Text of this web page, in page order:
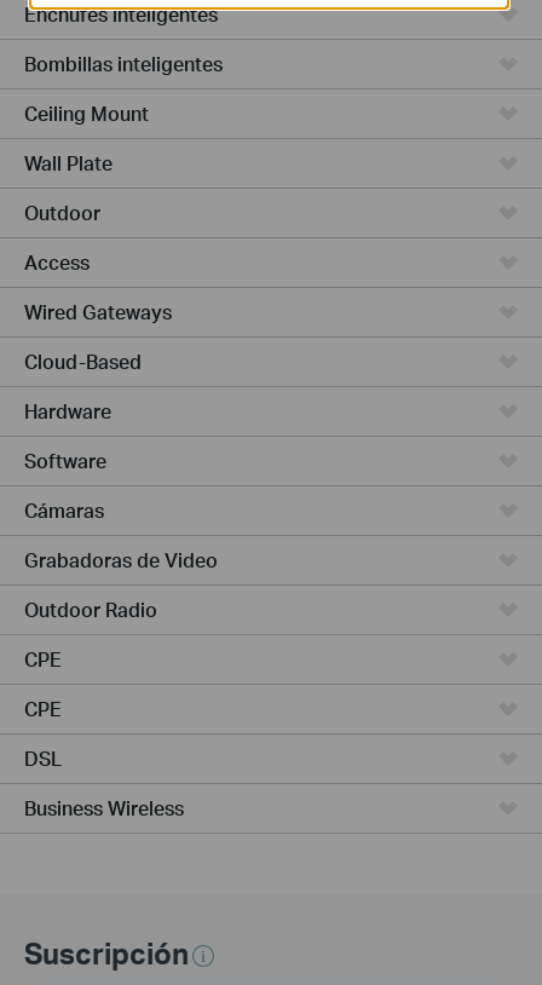
Enchufes inteligentes
Bombillas inteligentes
Ceiling Mount
Wall Plate
Outdoor
Access
Wired Gateways
Cloud-Based
Hardware
Software
Cámaras
Grabadoras de Video
Outdoor Radio
CPE
CPE
DSL
Business Wireless
Suscripción